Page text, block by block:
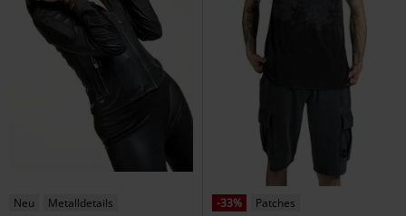
Neu Metalldetails -33%
Patches